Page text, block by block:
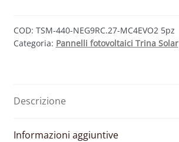
Vertex
S+
440W
Black
COD: TSM-440-NEG9RC.27-MC4EVO2 5pz
Categoria: Pannelli fotovoltaici Trina Solar
Descrizione
Informazioni aggiuntive